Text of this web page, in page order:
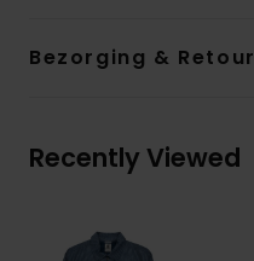
Bezorging & Retour
Recently Viewed